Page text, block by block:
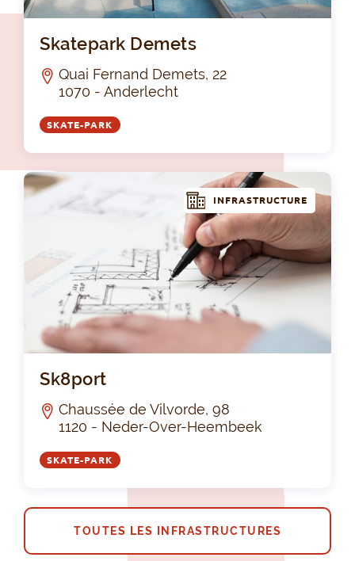
Skatepark Demets
Quai Fernand Demets, 22
1070 - Anderlecht
SKATE-PARK
INFRASTRUCTURE
Sk8port
Chaussée de Vilvorde, 98
1120 - Neder-Over-Heembeek
SKATE-PARK
TOUTES LES INFRASTRUCTURES